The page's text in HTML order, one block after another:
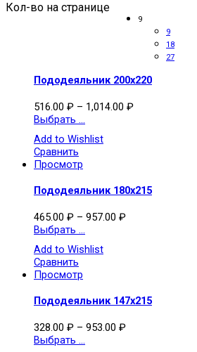
Кол-во на странице
9
9
18
27
Пододеяльник 200х220
516.00 ₽ – 1,014.00 ₽
Выбрать ...
Add to Wishlist
Сравнить
Просмотр
Пододеяльник 180х215
465.00 ₽ – 957.00 ₽
Выбрать ...
Add to Wishlist
Сравнить
Просмотр
Пододеяльник 147х215
328.00 ₽ – 953.00 ₽
Выбрать ...